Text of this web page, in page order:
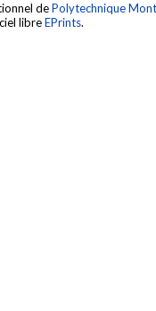
dePolytechnique
libreEPrints.